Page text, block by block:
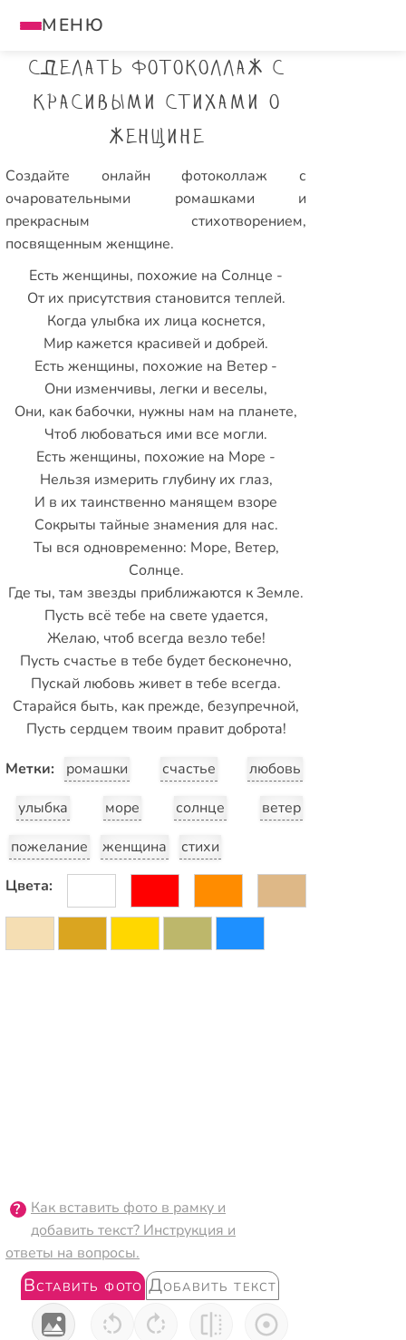
МЕНЮ
Сделать фотоколлаж с
красивыми стихами о
женщине
Создайте онлайн фотоколлаж с
очаровательными ромашками и
прекрасным стихотворением,
посвященным женщине.
Есть женщины, похожие на Солнце -
От их присутствия становится теплей.
Когда улыбка их лица коснется,
Мир кажется красивей и добрей.
Есть женщины, похожие на Ветер -
Они изменчивы, легки и веселы,
Они, как бабочки, нужны нам на планете,
Чтоб любоваться ими все могли.
Есть женщины, похожие на Море -
Нельзя измерить глубину их глаз,
И в их таинственно манящем взоре
Сокрыты тайные знамения для нас.
Ты вся одновременно: Море, Ветер,
Солнце.
Где ты, там звезды приближаются к Земле.
Пусть всё тебе на свете удается,
Желаю, чтоб всегда везло тебе!
Пусть счастье в тебе будет бесконечно,
Пускай любовь живет в тебе всегда.
Старайся быть, как прежде, безупречной,
Пусть сердцем твоим правит доброта!
Метки:
ромашки счастье
любовь
улыбка
море солнце
ветер
пожелание
женщина
стихи
Цвета:
Как вставить фото в рамку и
добавить текст? Инструкция и
ответы на вопросы.
Вставить фото Добавить текст